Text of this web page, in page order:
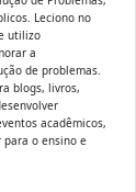
Leciono no
utilizo
a
de problemas.
blogs, livros,
acadêmicos,
o ensino e